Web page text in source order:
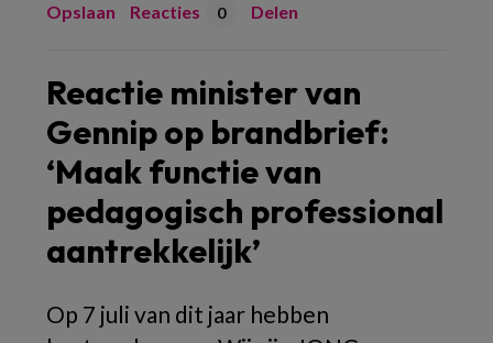
Opslaan Reacties 0 Delen
Reactie minister van
Gennip op brandbrief:
‘Maak functie van
pedagogisch professional
aantrekkelijk’
Op 7 juli van dit jaar hebben